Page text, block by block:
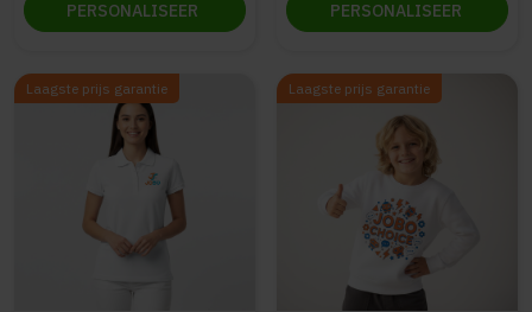
PERSONALISEER PERSONALISEER
Laagste prijs garantie Laagste prijs garantie